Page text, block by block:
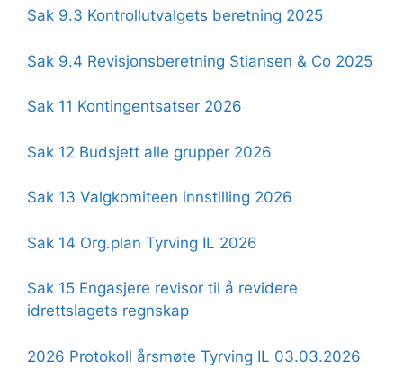
Sak 9.3 Kontrollutvalgets beretning 2025
Sak 9.4 Revisjonsberetning Stiansen & Co 2025
Sak 11 Kontingentsatser 2026
Sak 12 Budsjett alle grupper 2026
Sak 13 Valgkomiteen innstilling 2026
Sak 14 Org.plan Tyrving IL 2026
Sak 15 Engasjere revisor til å revidere
idrettslagets regnskap
2026 Protokoll årsmøte Tyrving IL 03.03.2026